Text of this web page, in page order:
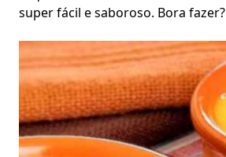
super fácil e saboroso. Bora fazer?